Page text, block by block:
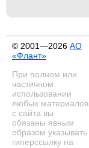
© 2001—2026 АО
«Флант»
При полном или
частичном
использовании
любых материалов
с сайта вы
обязаны явным
образом указывать
гиперссылку на